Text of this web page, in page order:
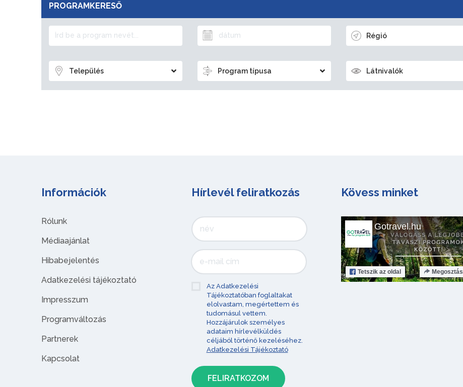
PROGRAMKERESŐ
Régió
Település Program típusa Látnivalók
Információk
Rólunk
Médiaajánlat
Hibabejelentés
Adatkezelési tájékoztató
Impresszum
Programváltozás
Partnerek
Kapcsolat
Hírlevél feliratkozás
Az Adatkezelési
Tájékoztatóban foglaltakat
elolvastam, megértettem és
tudomásul vettem.
Hozzájárulok személyes
adataim hírlevélküldés
céljából történő kezeléséhez.
Adatkezelési Tájékoztató
Kövess minket
Gotravel.hu
Tetszik az oldal Megosztás